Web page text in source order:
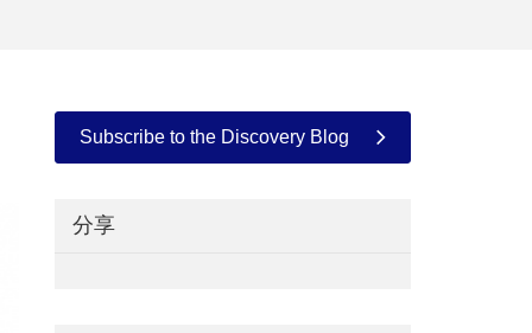
Subscribe to the Discovery Blog
分享